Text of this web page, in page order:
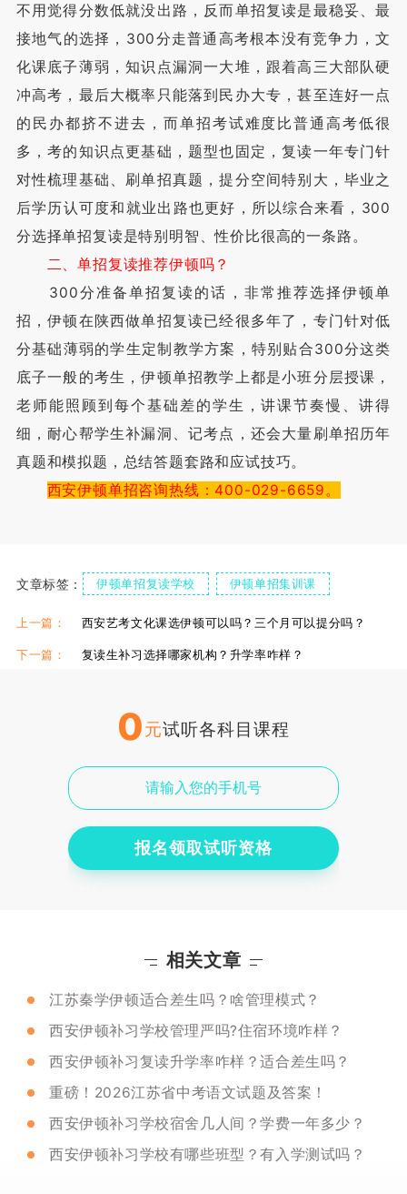
不用觉得分数低就没出路，反而单招复读是最稳妥、最
接地气的选择，300分走普通高考根本没有竞争力，文
化课底子薄弱，知识点漏洞一大堆，跟着高三大部队硬
冲高考，最后大概率只能落到民办大专，甚至连好一点
的民办都挤不进去，而单招考试难度比普通高考低很
多，考的知识点更基础，题型也固定，复读一年专门针
对性梳理基础、刷单招真题，提分空间特别大，毕业之
后学历认可度和就业出路也更好，所以综合来看，300
分选择单招复读是特别明智、性价比很高的一条路。
二、单招复读推荐伊顿吗？
300分准备单招复读的话，非常推荐选择伊顿单
招，伊顿在陕西做单招复读已经很多年了，专门针对低
分基础薄弱的学生定制教学方案，特别贴合300分这类
底子一般的考生，伊顿单招教学上都是小班分层授课，
老师能照顾到每个基础差的学生，讲课节奏慢、讲得
细，耐心帮学生补漏洞、记考点，还会大量刷单招历年
真题和模拟题，总结答题套路和应试技巧。
西安伊顿单招咨询热线：400-029-6659。
文章标签： 伊顿单招复读学校 伊顿单招集训课
上一篇： 西安艺考文化课选伊顿可以吗？三个月可以提分吗？
下一篇： 复读生补习选择哪家机构？升学率咋样？
0元试听各科目课程
报名领取试听资格
相关文章
江苏秦学伊顿适合差生吗？啥管理模式？
西安伊顿补习学校管理严吗?住宿环境咋样？
西安伊顿补习复读升学率咋样？适合差生吗？
重磅！2026江苏省中考语文试题及答案！
西安伊顿补习学校宿舍几人间？学费一年多少？
西安伊顿补习学校有哪些班型？有入学测试吗？